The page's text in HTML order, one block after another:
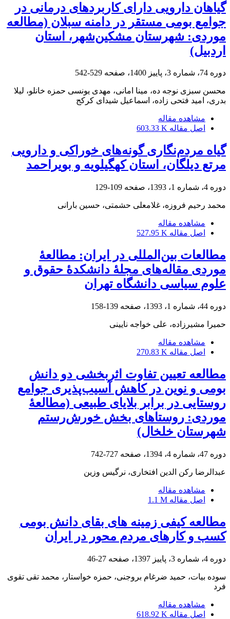
گیاهان دارویی دارای کاربردهای درمانی در
جوامع بومی مستقر در دامنه سبلان ‏(مطالعه
موردی: شهرستان مشکین‌شهر، استان
اردبیل)‏
دوره 74، شماره 3، پاییز 1400، صفحه 529-542
محسن سبزی نوجه ده، مینا امانی، مهدی یونسی حمزه خانلو، لیلا
بدری، امید فتحی زاده، اسماعیل شیدای کرکج
مشاهده مقاله
اصل مقاله 603.33 K
گیاه ‌مردم‌نگاری گونه‌های خوراکی و دارویی
مرتع دیلگان، استان کهگیلویه و بویراحمد
دوره 4، شماره 1، 1393، صفحه 109-129
محمد رحیم فروزه، غلامعلی حشمتی، حسین بارانی
مشاهده مقاله
اصل مقاله 527.95 K
مطالعات بین‌المللی در ایران: مطالعۀ
موردی مقاله‌های مجلۀ دانشکدۀ حقوق و
علوم سیاسی دانشگاه تهران
دوره 44، شماره 1، 1393، صفحه 139-158
حمیرا مشیرزاده، علی خواجه نایینی
مشاهده مقاله
اصل مقاله 270.83 K
مطالعه تعیین تفاوت اثربخشی دو دانش
بومی و نوین در کاهش آسیب‌پذیری جوامع
روستایی در برابر بلایای طبیعی (مطالعۀ
موردی: روستاهای بخش خورش‌رستم
شهرستان خلخال)
دوره 47، شماره 4، 1394، صفحه 727-742
عبدالرضا رکن الدین افتخاری، نرگیس وزین
مشاهده مقاله
اصل مقاله 1.1 M
مطالعه کیفی زمینه های بقای دانش بومی
کسب و کارهای مردم محور در ایران
دوره 4، شماره 3، پاییز 1397، صفحه 27-46
سوده بیات، حمید ضرغام بروجنی، حمزه خواستار، محمد تقی تقوی
فرد
مشاهده مقاله
اصل مقاله 618.92 K